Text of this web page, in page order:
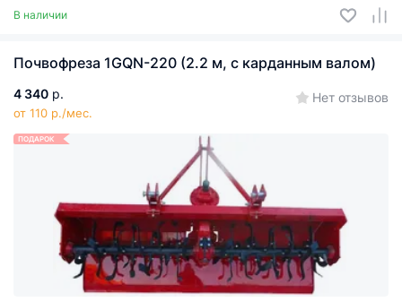
В наличии
Почвофреза 1GQN-220 (2.2 м, с карданным валом)
4 340 р.
от 110 р./мес.
Нет отзывов
ПОДАРОК